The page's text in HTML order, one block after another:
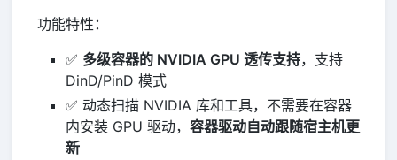
功能特性：
✅ 多级容器的 NVIDIA GPU 透传支持，支持
DinD/PinD 模式
✅ 动态扫描 NVIDIA 库和工具，不需要在容器
内安装 GPU 驱动， 容器驱动自动跟随宿主机更
新